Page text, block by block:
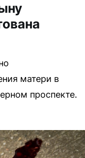
матери в
проспекте.